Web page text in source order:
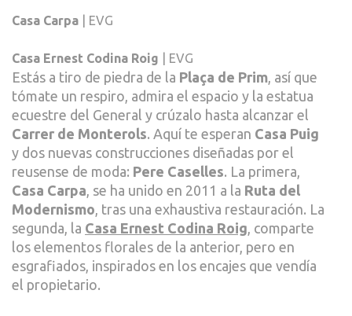
Casa Carpa | EVG
Casa Ernest Codina Roig | EVG
Estás a tiro de piedra de la Plaça de Prim , así que
tómate un respiro, admira el espacio y la estatua
ecuestre del General y crúzalo hasta alcanzar el
Carrer de Monterols. Aquí te esperan Casa Puig
y dos nuevas construcciones diseñadas por el
reusense de moda: Pere Caselles. La primera,
Casa Carpa , se ha unido en 2011 a la Ruta del
Modernismo , tras una exhaustiva restauración. La
segunda, la Casa Ernest Codina Roig , comparte
los elementos florales de la anterior, pero en
esgrafiados, inspirados en los encajes que vendía
el propietario.